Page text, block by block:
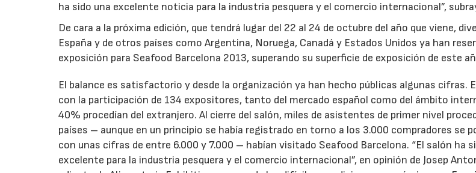
ha sido una excelente noticia para la industria pesquera y el comercio internacional”,
De cara a la próxima edición, que tendrá lugar del 22 al 24 de octubre del año que viene,
España y de otros países como Argentina, Noruega, Canadá y Estados Unidos ya han
exposición para Seafood Barcelona 2013, superando su superficie de exposición de este
El balance es satisfactorio y desde la organización ya han hecho públicas algunas cifras.
con la participación de 134 expositores, tanto del mercado español como del ámbito
40% procedían del extranjero. Al cierre del salón, miles de asistentes de primer nivel
países – aunque en un principio se había registrado en torno a los 3.000 compradores se
con unas cifras de entre 6.000 y 7.000 – habían visitado Seafood Barcelona. “El salón ha
excelente para la industria pesquera y el comercio internacional”, en opinión de Josep